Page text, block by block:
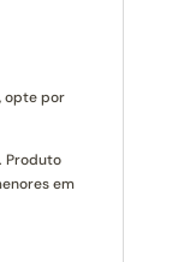
opte por
Produto
em